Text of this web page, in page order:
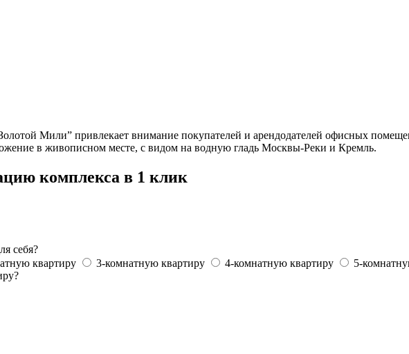
Мили” привлекает внимание покупателей и арендодателей офисных
в живописном месте, с видом на водную гладь Москвы-Реки и Кремль.
комплекса в 1 клик
себя?
квартиру 3-комнатную квартиру 4-комнатную квартиру
5-